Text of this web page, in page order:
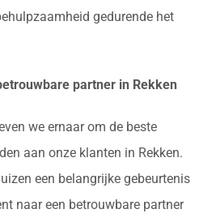
gedurende het
partner in Rekken
we ernaar om de beste
aan onze klanten in Rekken.
een belangrijke gebeurtenis
naar een betrouwbare partner